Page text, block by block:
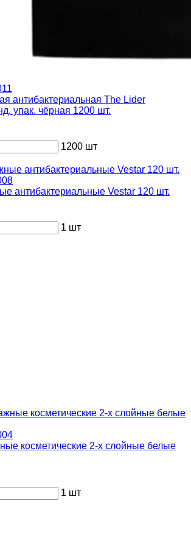
антибактериальная The Lider
упак. чёрная 1200 шт.
1200 шт
антибактериальные Vestar 120 шт.
1 шт
косметические 2-х слойные белые
1 шт